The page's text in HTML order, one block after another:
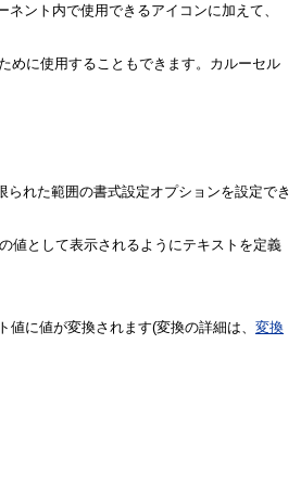
ント内で使用できるアイコンに加えて、
めに使用することもできます。カルーセル
られた範囲の書式設定オプションを設定でき
値として表示されるようにテキストを定義
に値が変換されます(変換の詳細は、 変換